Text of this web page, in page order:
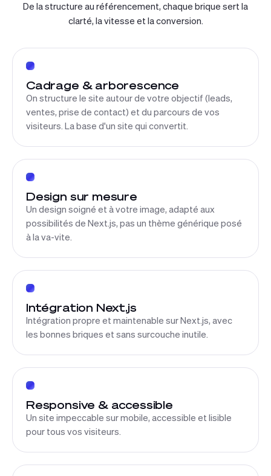
De la structure au référencement, chaque brique sert la
clarté, la vitesse et la conversion.
Cadrage & arborescence
On structure le site autour de votre objectif (leads,
ventes, prise de contact) et du parcours de vos
visiteurs. La base d'un site qui convertit.
Design sur mesure
Un design soigné et à votre image, adapté aux
possibilités de Next.js, pas un thème générique posé
à la va-vite.
Intégration Next.js
Intégration propre et maintenable sur Next.js, avec
les bonnes briques et sans surcouche inutile.
Responsive & accessible
Un site impeccable sur mobile, accessible et lisible
pour tous vos visiteurs.